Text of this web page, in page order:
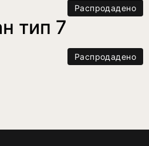
Распродадено
тип 7
Распродадено